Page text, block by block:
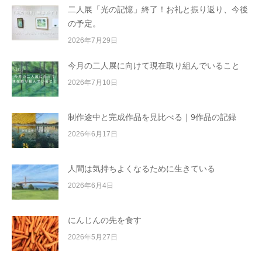
二人展「光の記憶」終了！お礼と振り返り、今後
の予定。
2026年7月29日
今月の二人展に向けて現在取り組んでいること
2026年7月10日
制作途中と完成作品を見比べる｜9作品の記録
2026年6月17日
人間は気持ちよくなるために生きている
2026年6月4日
にんじんの先を食す
2026年5月27日